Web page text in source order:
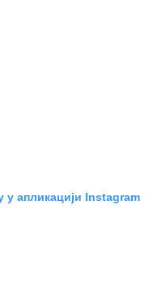
у апликацији Instagram